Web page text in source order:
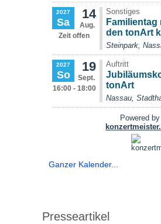
Ganzer Kalender...
Presseartikel